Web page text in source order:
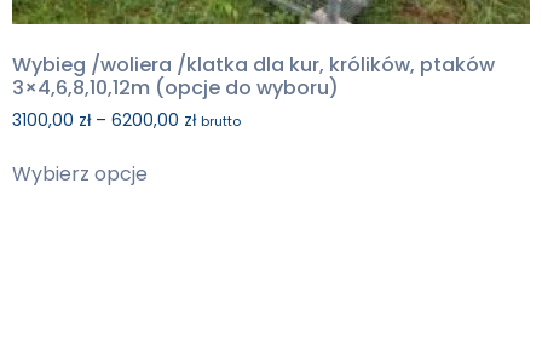
Wybieg /woliera /klatka dla kur, królików, ptaków
3×4,6,8,10,12m (opcje do wyboru)
3100,00 zł – 6200,00 zł brutto
Wybierz opcje